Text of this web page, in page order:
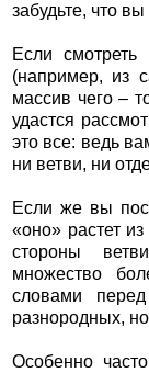
забудьте, что
Если
(например, из
массив чего –
удастся
это все: ведь
ни ветви, ни
Если же вы
«оно» растет
стороны
множество
словами
разнородных,
Особенно